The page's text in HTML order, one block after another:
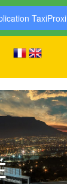
TaxiProxi